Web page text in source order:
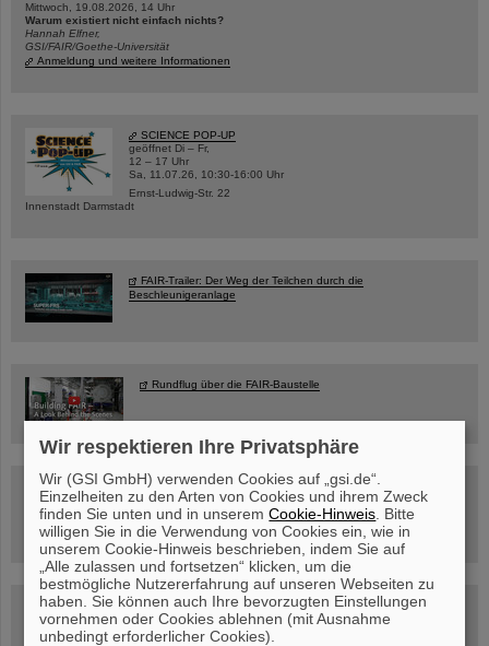
Mittwoch, 19.08.2026, 14 Uhr
Warum existiert nicht einfach nichts?
Hannah Elfner,
GSI/FAIR/Goethe-Universität
Anmeldung und weitere Informationen
SCIENCE POP-UP
geöffnet Di – Fr,
12 – 17 Uhr
Sa, 11.07.26, 10:30-16:00 Uhr
Ernst-Ludwig-Str. 22
Innenstadt Darmstadt
FAIR-Trailer: Der Weg der Teilchen durch die
Beschleunigeranlage
Rundflug über die FAIR-Baustelle
Besichtigung von GSI/FAIR –
jetzt Termin buchen!
Blog Beam On
Menschen ...hinter GSI und FAIR.
Wir respektieren Ihre Privatsphäre
Wir (GSI GmbH) verwenden Cookies auf „gsi.de“.
Einzelheiten zu den Arten von Cookies und ihrem Zweck
finden Sie unten und in unseremCookie-Hinweis . Bitte
willigen Sie in die Verwendung von Cookies ein, wie in
unserem Cookie-Hinweis beschrieben, indem Sie auf
„Alle zulassen und fortsetzen“ klicken, um die
bestmögliche Nutzererfahrung auf unseren Webseiten zu
haben. Sie können auch Ihre bevorzugten Einstellungen
vornehmen oder Cookies ablehnen (mit Ausnahme
unbedingt erforderlicher Cookies).